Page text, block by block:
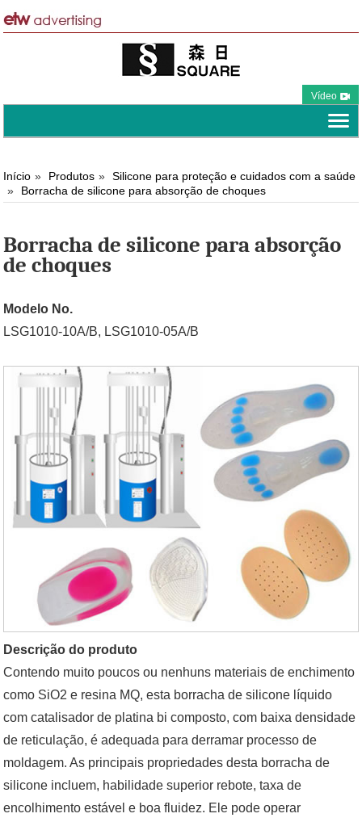
Vídeo
Início Produtos
Silicone para proteção e cuidados com a saúde
Borracha de silicone para absorção de choques
Borracha de silicone para absorção
de choques
Modelo No.
LSG1010-10A/B, LSG1010-05A/B
Descrição do produto
Contendo muito poucos ou nenhuns materiais de enchimento
como SiO2 e resina MQ, esta borracha de silicone líquido
com catalisador de platina bi composto, com baixa densidade
de reticulação, é adequada para derramar processo de
moldagem. As principais propriedades desta borracha de
silicone incluem, habilidade superior rebote, taxa de
encolhimento estável e boa fluidez. Ele pode operar